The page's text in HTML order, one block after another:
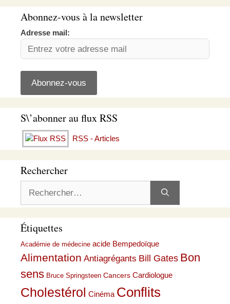
Abonnez-vous à la newsletter
Adresse mail:
S\’abonner au flux RSS
RSS - Articles
Rechercher
Étiquettes
Académie de médecine acide Bempedoïque
Alimentation Antiagrégants Bill Gates Bon
sens Bruce Springsteen Cancers Cardiologue
Cholestérol Cinéma Conflits